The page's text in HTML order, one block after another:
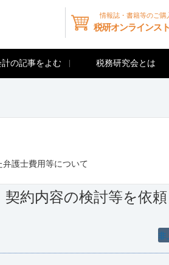
情報誌・書籍等のご購
税研オンラインス
の記事をよむ 税務研究会とは
護士費用等について
約内容の検討等を依
非